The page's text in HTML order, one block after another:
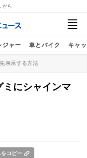
から
ジャー 車とバイク キャ
表示する方法
にシャインマ
をコピー